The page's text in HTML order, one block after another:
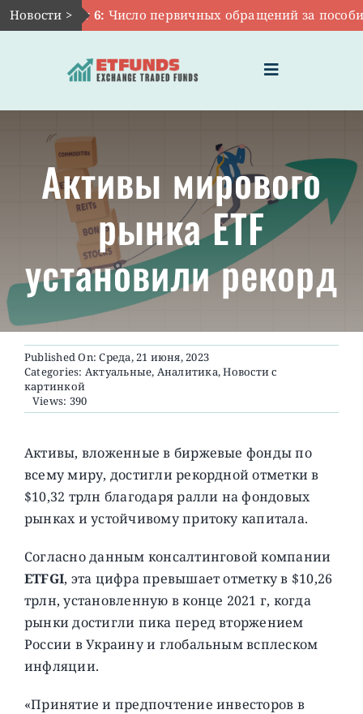
Skip
to
Новости >
Авг 6: Число первичных обращений за
Toggle
Navigation
ГЛАВНАЯ
ЧТО ТАКОЕ ETF
ИНВЕСТИЦИИ В ETF
ТЕМАТИЧЕСКИЕ ETF
АКТУАЛЬНЫЕ
О ПРОЕКТЕ
Активы мирового
рынка ETF
установили рекорд
Published On: Среда, 21 июня, 2023
Categories: Актуальные, Аналитика,Новости с
картинкой
Views: 390
Активы, вложенные в биржевые фонды по
всему миру, достигли рекордной отметки в
$10,32 трлн благодаря ралли на фондовых
рынках и устойчивому притоку капитала.
Согласно данным консалтинговой компании
ETFGI, эта цифра превышает отметку в $10,26
трлн, установленную в конце 2021 г, когда
рынки достигли пика перед вторжением
России в Украину и глобальным всплеском
инфляции.
«Принятие и предпочтение инвесторов в